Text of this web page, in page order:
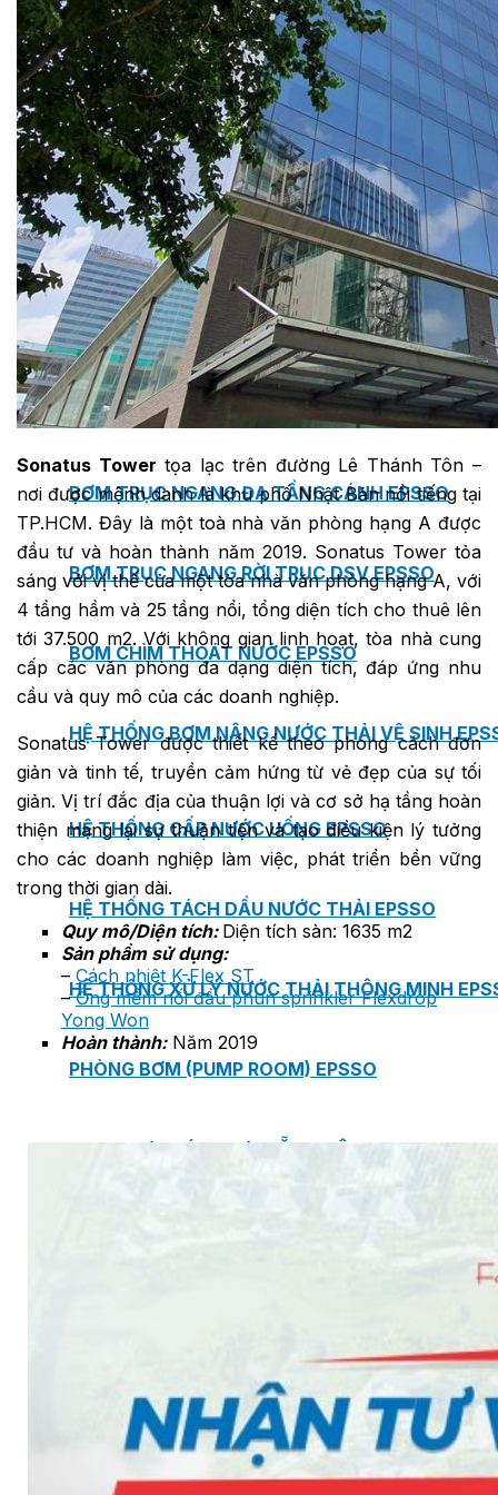
MASTER COPPO (KIỂU DÁNG NGÓI
ĐỊA TRUNG HẢI)
Bơm Epsso
HỆ THỐNG BƠM TĂNG ÁP EPSSO
BƠM TRỤC ĐỨNG ĐƠN TẦNG CÁNH INLINE DP
BƠM TRỤC ĐỨNG ĐA TẦNG CÁNH EPSSO
BƠM TRỤC NGANG ĐA TẦNG CÁNH EPSSO
BƠM TRỤC NGANG RỜI TRỤC DSV EPSSO
BƠM CHÌM THOÁT NƯỚC EPSSO
HỆ THỐNG BƠM NÂNG NƯỚC THẢI VỆ SINH
HỆ THỐNG CẤP NƯỚC UỐNG EPSSO
HỆ THỐNG TÁCH DẦU NƯỚC THẢI EPSSO
HỆ THỐNG XỬ LÝ NƯỚC THẢI THÔNG MINH
PHÒNG BƠM (PUMP ROOM) EPSSO
TRẠM BƠM TÍCH HỢP SẴN THÔNG MINH EPSSO
HỆ THỐNG BƠM PCCC NGUYÊN CỤM EPSSO
Van Watts
Sonatus Tower tọa lạc trên đường Lê Thánh Tôn –
nơi được mệnh danh là khu phố Nhật Bản nổi tiếng tại
TP.HCM. Đây là một toà nhà văn phòng hạng A được
đầu tư và hoàn thành năm 2019. Sonatus Tower tỏa
sáng với vị thế của một tòa nhà văn phòng hạng A, với
4 tầng hầm và 25 tầng nổi, tổng diện tích cho thuê lên
tới 37.500 m2. Với không gian linh hoạt, tòa nhà cung
cấp các văn phòng đa dạng diện tích, đáp ứng nhu
cầu và quy mô của các doanh nghiệp.
Sonatus Tower được thiết kế theo phong cách đơn
giản và tinh tế, truyền cảm hứng từ vẻ đẹp của sự tối
giản. Vị trí đắc địa của thuận lợi và cơ sở hạ tầng hoàn
thiện mang lại sự thuận tiện và tạo điều kiện lý tưởng
cho các doanh nghiệp làm việc, phát triển bền vững
trong thời gian dài.
Quy mô/Diện tích: Diện tích sàn: 1635 m2
Sản phẩm sử dụng:
– Cách nhiệt K-Flex ST
–Ống mềm nối đầu phun sprinkler Flexdrop
Yong Won
Hoàn thành: Năm 2019